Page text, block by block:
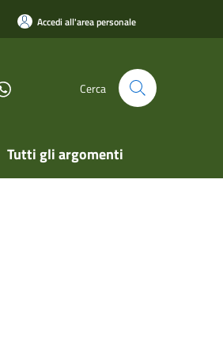
Accedi all'area personale
Cerca
Tutti gli argomenti